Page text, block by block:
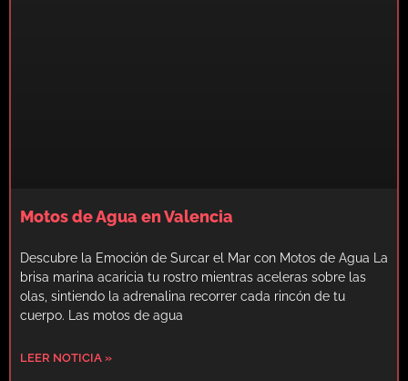
Motos de Agua en Valencia
Descubre la Emoción de Surcar el Mar con Motos de Agua La
brisa marina acaricia tu rostro mientras aceleras sobre las
olas, sintiendo la adrenalina recorrer cada rincón de tu
cuerpo. Las motos de agua
LEER NOTICIA »